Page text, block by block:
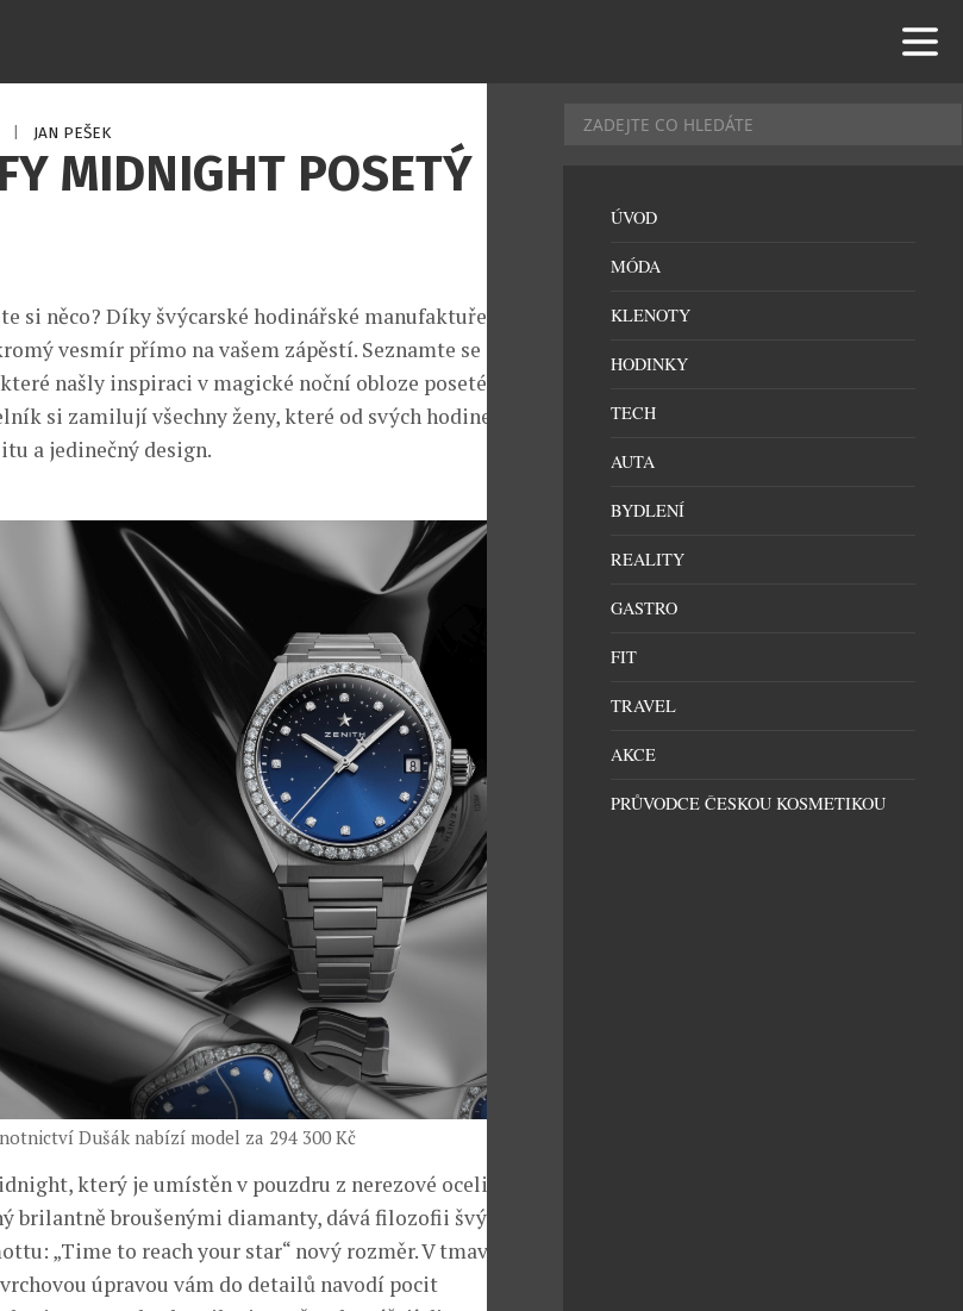
JAN PEŠEK
MIDNIGHT POSETÝ
si něco? Díky švýcarské hodinářské manufaktuře Zenith
vesmír přímo na vašem zápěstí. Seznamte se s Defy
našly inspiraci v magické noční obloze poseté tisíci
si zamilují všechny ženy, které od svých hodinek
a jedinečný design.
Dušák nabízí model za 294 300 Kč
který je umístěn v pouzdru z nerezové oceli o
brilantně broušenými diamanty, dává filozofii švýcarské
„Time to reach your star“ nový rozměr. V tmavě
úpravou vám do detailů navodí pocit
ÚVOD
MÓDA
KLENOTY
HODINKY
TECH
AUTA
BYDLENÍ
REALITY
GASTRO
FIT
TRAVEL
AKCE
PRŮVODCE ČESKOU KOSMETIKOU